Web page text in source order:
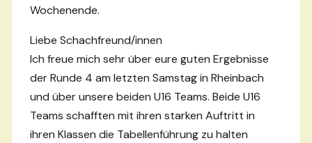
Wochenende.
Liebe Schachfreund/innen
Ich freue mich sehr über eure guten Ergebnisse
der Runde 4 am letzten Samstag in Rheinbach
und über unsere beiden U16 Teams. Beide U16
Teams schafften mit ihren starken Auftritt in
ihren Klassen die Tabellenführung zu halten